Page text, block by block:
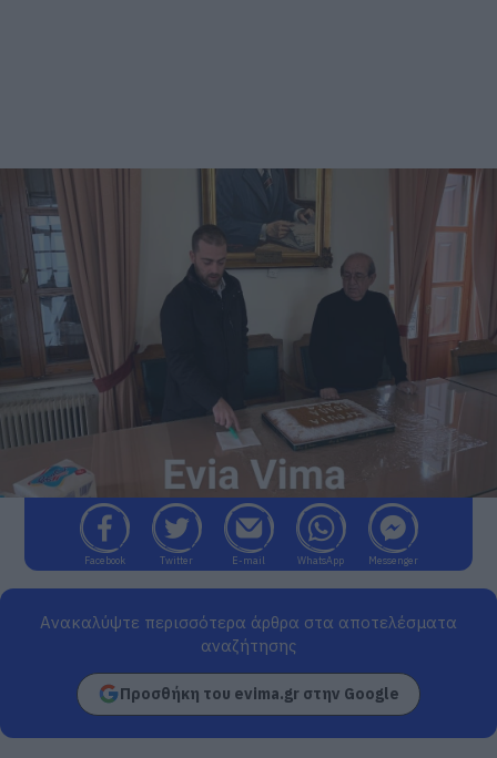
Facebook Twitter E-mail WhatsApp Messenger
Ανακαλύψτε περισσότερα άρθρα στα αποτελέσματα
αναζήτησης
Προσθήκη του evima.gr στην Google